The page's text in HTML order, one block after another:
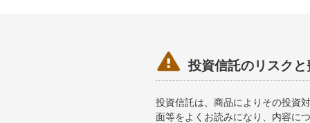
 投資信託のリスク
投資信託は、商品によりその投資
面等をよくお読みになり、内容に